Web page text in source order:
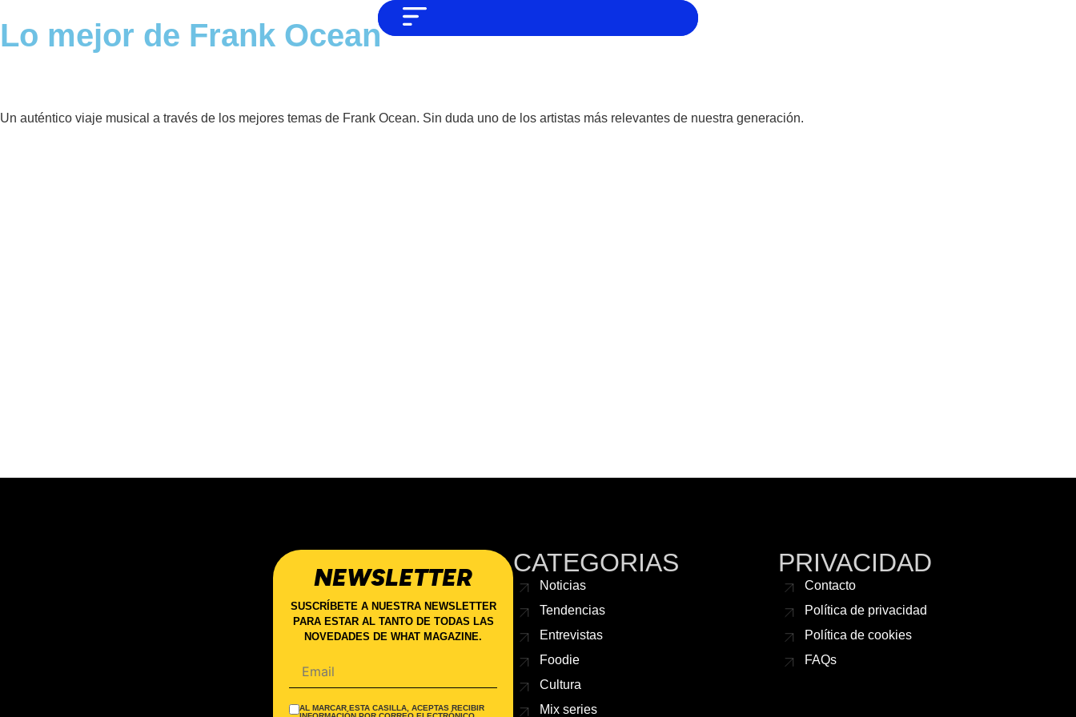
Entrevistas
NO SOMOS CHAT GPT, PERO IGUAL
Lo mejor de Frank Ocean
Un auténtico viaje musical a través de los mejores temas de Frank Ocean. Sin duda uno de los artistas más relevantes de nuestra generación.
NEWSLETTER
SUSCRÍBETE A NUESTRA NEWSLETTER
PARA ESTAR AL TANTO DE TODAS LAS
NOVEDADES DE WHAT MAGAZINE.
AL MARCAR ESTA CASILLA, ACEPTAS RECIBIR
CATEGORIAS
Noticias
Tendencias
Entrevistas
Foodie
Cultura
Mix series
PRIVACIDAD
Contacto
Política de privacidad
Política de cookies
FAQs